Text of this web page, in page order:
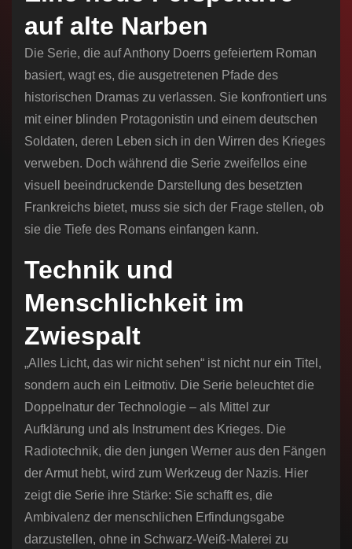
auf alte Narben
Die Serie, die auf Anthony Doerrs gefeiertem Roman
basiert, wagt es, die ausgetretenen Pfade des
historischen Dramas zu verlassen. Sie konfrontiert uns
mit einer blinden Protagonistin und einem deutschen
Soldaten, deren Leben sich in den Wirren des Krieges
verweben. Doch während die Serie zweifellos eine
visuell beeindruckende Darstellung des besetzten
Frankreichs bietet, muss sie sich der Frage stellen, ob
sie die Tiefe des Romans einfangen kann.
Technik und
Menschlichkeit im
Zwiespalt
„Alles Licht, das wir nicht sehen“ ist nicht nur ein Titel,
sondern auch ein Leitmotiv. Die Serie beleuchtet die
Doppelnatur der Technologie – als Mittel zur
Aufklärung und als Instrument des Krieges. Die
Radiotechnik, die den jungen Werner aus den Fängen
der Armut hebt, wird zum Werkzeug der Nazis. Hier
zeigt die Serie ihre Stärke: Sie schafft es, die
Ambivalenz der menschlichen Erfindungsgabe
darzustellen, ohne in Schwarz-Weiß-Malerei zu